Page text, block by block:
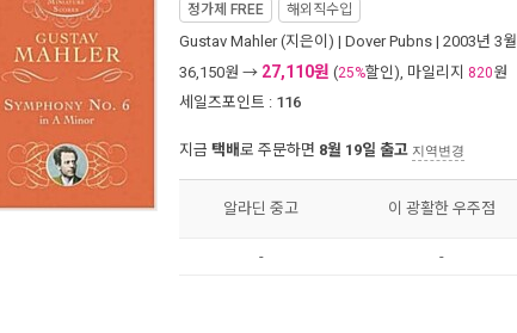
정가제 FREE 해외직수입
Gustav Mahler(지은이) | Dover Pubns | 2003년 3월
36,150원 → 27,110원 (25%할인), 마일리지 820원
세일즈포인트 : 116
지금 택배로 주문하면 8월 19일 출고 지역변경
알라딘 중고 이 광활한 우주점
- -